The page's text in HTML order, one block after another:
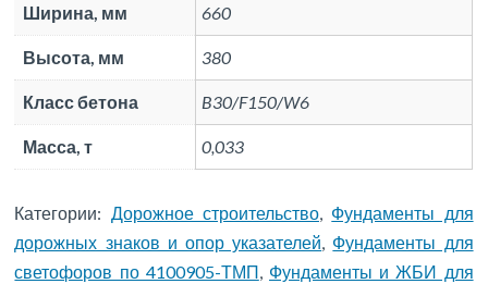
Ширина, мм 660
Высота, мм 380
Класс бетона B30/F150/W6
Масса, т 0,033
Категории: Дорожное строительство
Фундаменты для
дорожных знаков и опор указателей
Фундаменты для
светофоров по 4100905-ТМП Фундаменты и ЖБИ для